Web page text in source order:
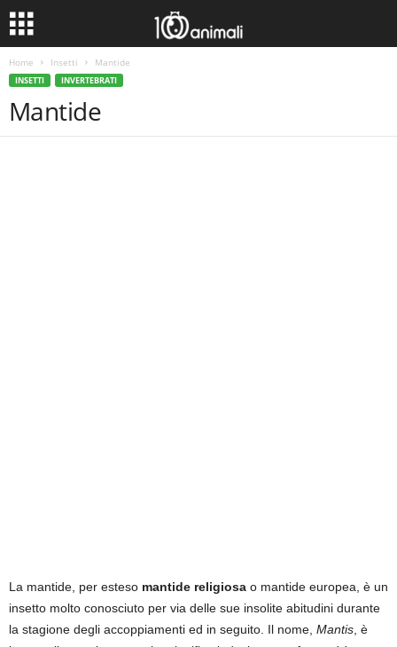
Home Insetti Mantide
INSETTI INVERTEBRATI
Mantide
La mantide, per esteso mantide religiosa o mantide europea, è un
insetto molto conosciuto per via delle sue insolite abitudini durante
la stagione degli accoppiamenti ed in seguito. Il nome, Mantis, è